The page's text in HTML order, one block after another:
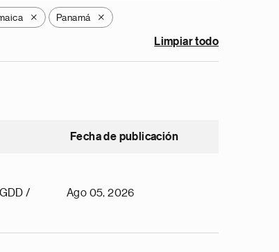
X Panamá X
Limpiar todo
Fecha de publicación
/
Ago 05, 2026